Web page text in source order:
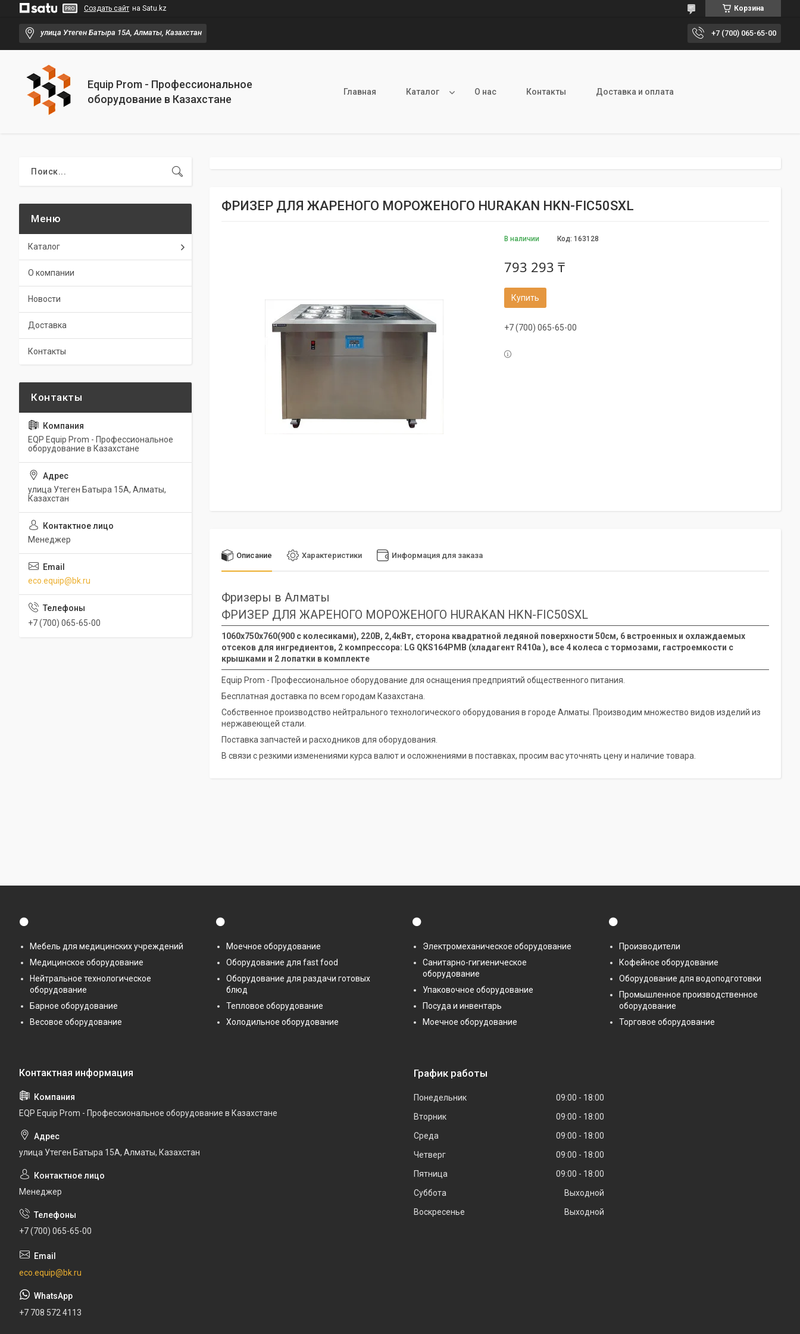
Создать сайт на Satu.kz Корзина
улица Утеген Батыра 15А, Алматы, Казахстан +7 (700) 065-65-00
Equip Prom - Профессиональное
оборудование в Казахстане
Главная Каталог О нас Контакты Доставка и оплата
ФРИЗЕР ДЛЯ ЖАРЕНОГО МОРОЖЕНОГО HURAKAN HKN-FIC50SXL
В наличии Код: 163128
793 293 ₸
Купить
+7 (700) 065-65-00
Описание Характеристики Информация для заказа
Фризеры в Алматы
ФРИЗЕР ДЛЯ ЖАРЕНОГО МОРОЖЕНОГО HURAKAN HKN-FIC50SXL
1060x750x760(900 с колесиками), 220В, 2,4кВт, сторона квадратной ледяной поверхности 50см, 6 встроенных и охлаждаемых
отсеков для ингредиентов, 2 компрессора: LG QKS164PMB (хладагент R410a ), все 4 колеса с тормозами, гастроемкости с
крышками и 2 лопатки в комплекте
Equip Prom - Профессиональное оборудование для оснащения предприятий общественного питания.
Бесплатная доставка по всем городам Казахстана.
Собственное производство нейтрального технологического оборудования в городе Алматы. Производим множество видов изделий из
нержавеющей стали.
Поставка запчастей и расходников для оборудования.
В связи с резкими изменениями курса валют и осложнениями в поставках, просим вас уточнять цену и наличие товара.
Каталог
О компании
Новости
Доставка
Контакты
EQP Equip Prom - Профессиональное
оборудование в Казахстане
улица Утеген Батыра 15А, Алматы,
Казахстан
Менеджер
eco.equip@bk.ru
+7 (700) 065-65-00
⚫
Мебель для медицинских учреждений
Медицинское оборудование
Нейтральное технологическое
оборудование
Барное оборудование
Весовое оборудование
⚫
Моечное оборудование
Оборудование для fast food
Оборудование для раздачи готовых
блюд
Тепловое оборудование
Холодильное оборудование
⚫
Электромеханическое оборудование
Санитарно-гигиеническое
оборудование
Упаковочное оборудование
Посуда и инвентарь
Моечное оборудование
⚫
Производители
Кофейное оборудование
Оборудование для водоподготовки
Промышленное производственное
оборудование
Торговое оборудование
EQP Equip Prom - Профессиональное оборудование в Казахстане
улица Утеген Батыра 15А, Алматы, Казахстан
Менеджер
+7 (700) 065-65-00
eco.equip@bk.ru
+7 708 572 4113
График работы
Понедельник 09:00
18:00
Вторник
09:00
18:00
Среда
09:00
18:00
Четверг
09:00
18:00
Пятница
09:00
18:00
Суббота
Выходной
Воскресенье
Выходной